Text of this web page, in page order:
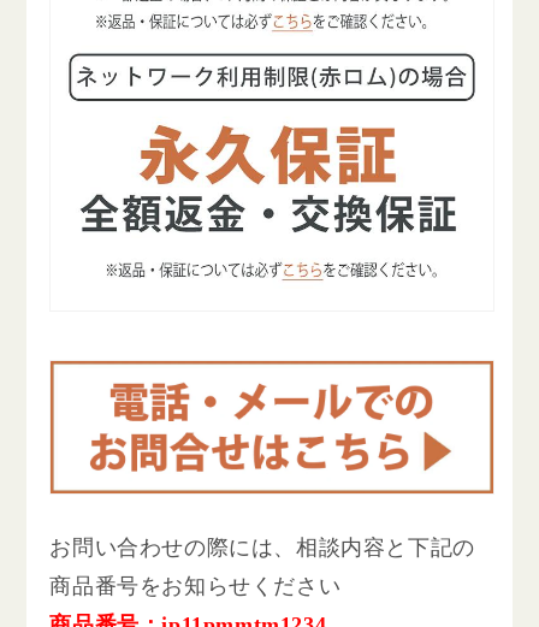
お問い合わせの際には、相談内容と下記の
商品番号をお知らせください